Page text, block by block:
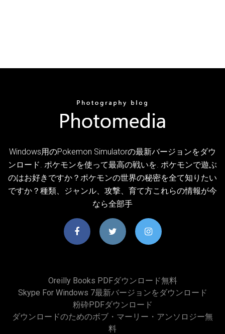
Windows用のPokemon Simulatorの最新バージョンをダウ
ンロード. ポケモンを使って最高の戦いを. ポケモンで遊ぶ
のはお好きですか？ポケモンの世界の秘密を全て知りたい
ですか？種類、ジャンル、攻撃、育て方これらの情報が今
なら全部手
Oreilly Books PDFダウンロード無料
Skype For Windows 7最新バージョンをダウンロード
粉砕PDFダウンロード
ダウンロードのためのボブ・マーリー・アンソロジー無
料